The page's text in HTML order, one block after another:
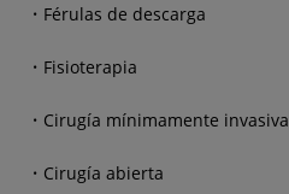
Férulas de descarga
Fisioterapia
Cirugía mínimamente invasiva
Cirugía abierta